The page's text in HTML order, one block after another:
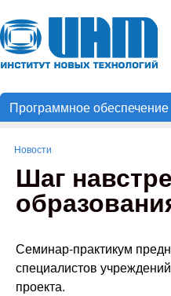
Институт
Новых
Программное обеспечение
Вы здесь
Новости
Шаг
Семинар-практикум
специалистов
проекта.